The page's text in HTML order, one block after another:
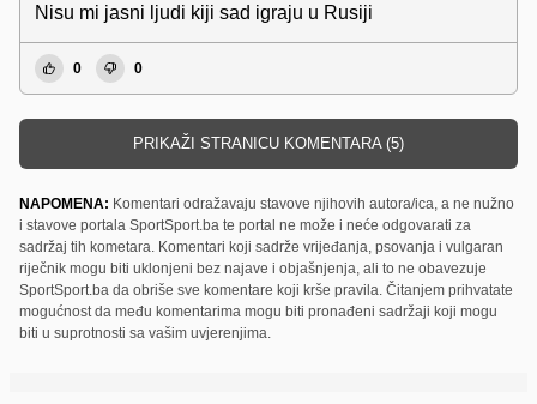
Nisu mi jasni ljudi kiji sad igraju u Rusiji
0 0
PRIKAŽI STRANICU KOMENTARA (5)
NAPOMENA: Komentari odražavaju stavove njihovih autora/ica, a ne nužno
i stavove portala SportSport.ba te portal ne može i neće odgovarati za
sadržaj tih kometara. Komentari koji sadrže vrijeđanja, psovanja i vulgaran
riječnik mogu biti uklonjeni bez najave i objašnjenja, ali to ne obavezuje
SportSport.ba da obriše sve komentare koji krše pravila. Čitanjem prihvatate
mogućnost da među komentarima mogu biti pronađeni sadržaji koji mogu
biti u suprotnosti sa vašim uvjerenjima.